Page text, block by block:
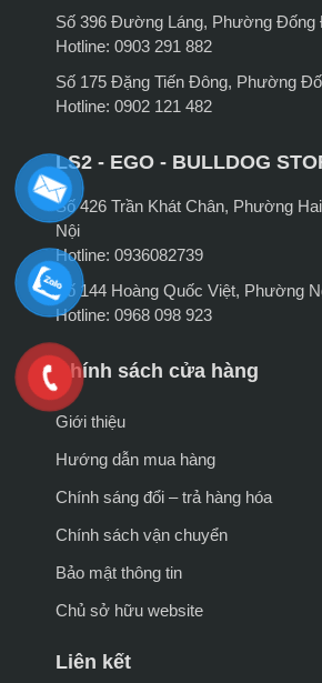
Số 396 Đường Láng, Phường Đống
Hotline: 0903 291 882
Số 175 Đặng Tiến Đông, Phường
Hotline: 0902 121 482
LS2 - EGO - BULLDOG
Số 426 Trần Khát Chân, Phường
Nội
Hotline: 0936082739
Số 144 Hoàng Quốc Việt, Phường
Hotline: 0968 098 923
Chính sách cửa hàng
Giới thiệu
Hướng dẫn mua hàng
Chính sáng đổi – trả hàng hóa
Chính sách vận chuyển
Bảo mật thông tin
Chủ sở hữu website
Liên kết